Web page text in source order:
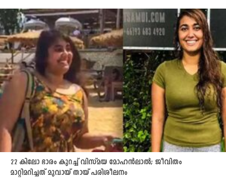
22 കിലോ ഭാരം കുറച്ച് വിസ്മയ മോഹൻലാൽ; ജീവിതം
മാറ്റിമറിച്ചത് മുവായ് തായ് പരിശീലനം